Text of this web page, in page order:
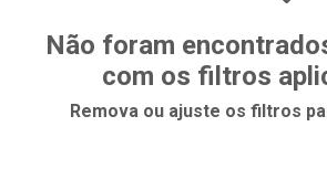
Não foram
com os filtros
Remova ou ajuste os filtros